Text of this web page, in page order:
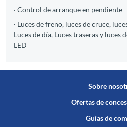
· Control de arranque en pendiente
· Luces de freno, luces de cruce,
Luces de día, Luces traseras y luces
LED
Sobre
Ofertas de
Guías de